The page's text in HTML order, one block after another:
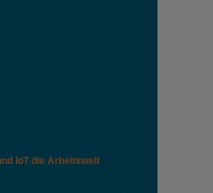
IoT die Arbeitswelt